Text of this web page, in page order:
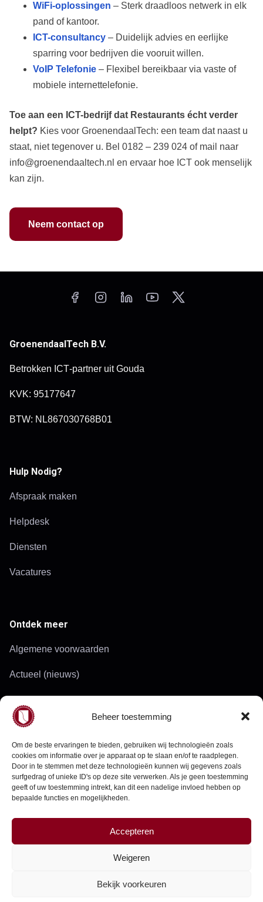
Beheer toestemming
Om de beste ervaringen te bieden, gebruiken wij technologieën zoals
cookies om informatie over je apparaat op te slaan en/of te raadplegen.
Door in te stemmen met deze technologieën kunnen wij gegevens zoals
surfgedrag of unieke ID's op deze site verwerken. Als je geen toestemming
geeft of uw toestemming intrekt, kan dit een nadelige invloed hebben op
bepaalde functies en mogelijkheden.
Accepteren
Weigeren
Bekijk voorkeuren
WiFi-oplossingen – Sterk draadloos netwerk in elk
pand of kantoor.
ICT-consultancy – Duidelijk advies en eerlijke
sparring voor bedrijven die vooruit willen.
VoIP Telefonie – Flexibel bereikbaar via vaste of
mobiele internettelefonie.
Toe aan een ICT-bedrijf dat Restaurants écht verder
helpt? Kies voor GroenendaalTech: een team dat naast u
staat, niet tegenover u. Bel 0182 – 239 024 of mail naar
info@groenendaaltech.nl en ervaar hoe ICT ook menselijk
kan zijn.
Neem contact op
GroenendaalTech B.V.
Betrokken ICT‑partner uit Gouda
KVK: 95177647
BTW: NL867030768B01
Hulp Nodig?
Afspraak maken
Helpdesk
Diensten
Vacatures
Ontdek meer
Algemene voorwaarden
Actueel (nieuws)
Doelgroepen
Neem contact op
info@groenendaaltech.nl